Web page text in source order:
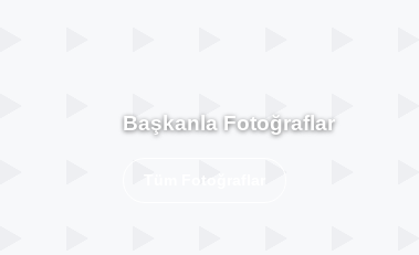
Başkanla Fotoğraflar